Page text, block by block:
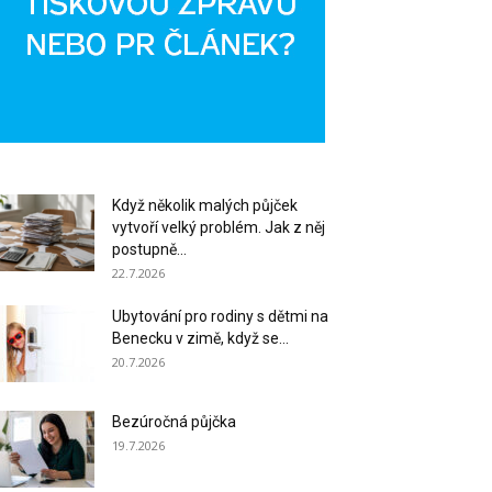
Když několik malých půjček
vytvoří velký problém. Jak z něj
postupně...
22.7.2026
Ubytování pro rodiny s dětmi na
Benecku v zimě, když se...
20.7.2026
Bezúročná půjčka
19.7.2026